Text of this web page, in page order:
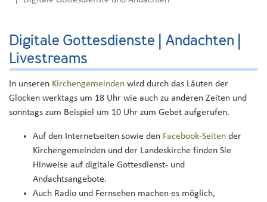
Digitale Gottesdienste | Andachten |
Livestreams
In unseren Kirchengemeinden wird durch das Läuten der
Glocken werktags um 18 Uhr wie auch zu anderen Zeiten und
sonntags zum Beispiel um 10 Uhr zum Gebet aufgerufen.
Auf den Internetseiten sowie den Facebook-Seiten der
Kirchengemeinden und der Landeskirche finden Sie
Hinweise auf digitale Gottesdienst- und
Andachtsangebote.
Auch Radio und Fernsehen machen es möglich,